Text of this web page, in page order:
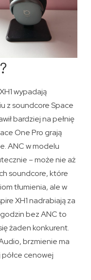
wypadają
z soundcore Space
bardziej na pełnię
One Pro grają
ANC w modelu
– może nie aż
soundcore, które
tłumienia, ale w
XH1 nadrabiają za
bez ANC to
żaden konkurent.
brzmienie ma
cenowej